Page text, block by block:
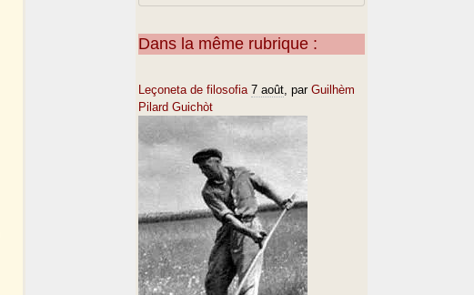
Dans la même rubrique :
Leçoneta de filosofia 7 août, par Guilhèm
Pilard Guichòt